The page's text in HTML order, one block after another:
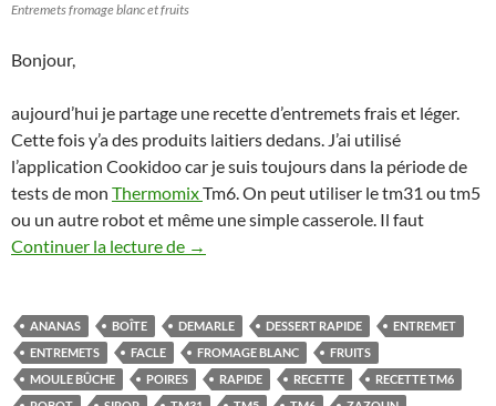
Entremets fromage blanc et fruits
Bonjour,
aujourd’hui je partage une recette d’entremets frais et léger.
Cette fois y’a des produits laitiers dedans. J’ai utilisé
l’application Cookidoo car je suis toujours dans la période de
tests de mon ThermomixTm6. On peut utiliser le tm31 ou tm5
ou un autre robot et même une simple casserole. Il faut
Continuer la lecture de Entremets au fromage blanc et fruits
→
ANANAS BOÎTE DEMARLE DESSERT RAPIDE
ENTREMET
ENTREMETS
FACLE FROMAGE BLANC
FRUITS
MOULE BÛCHE
POIRES RAPIDE RECETTE
RECETTE TM6